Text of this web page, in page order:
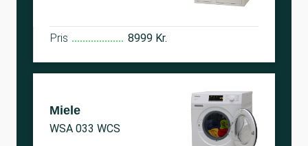
Pris 8999 Kr.
Miele
WSA 033 WCS